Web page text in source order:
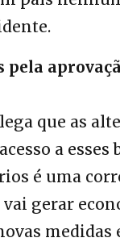
pela
que as
a esses
é uma
gerar
medidas